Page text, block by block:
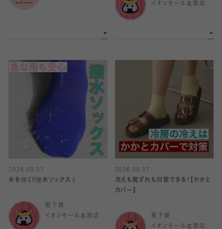
イオンモール名取店
2026.08.07
水を弾く⁉️撥水ソックス💧
靴下屋
イオンモール名取店
2026.08.07
冷えも靴ずれも対策できる‼️【かかと
カバー】
靴下屋
イオンモール名取店